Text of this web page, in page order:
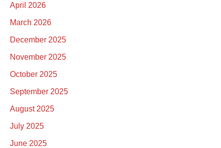
April 2026
March 2026
December 2025
November 2025
October 2025
September 2025
August 2025
July 2025
June 2025